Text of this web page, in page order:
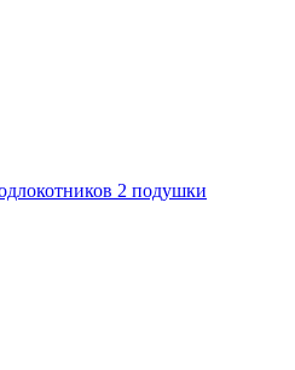
2 подушки